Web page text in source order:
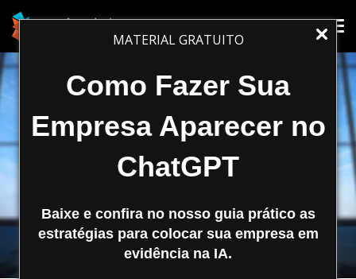
MATERIAL GRATUITO
Como Fazer Sua
Empresa Aparecer no
ChatGPT
Baixe e confira no nosso guia prático as
estratégias para colocar sua empresa em
evidência na IA.